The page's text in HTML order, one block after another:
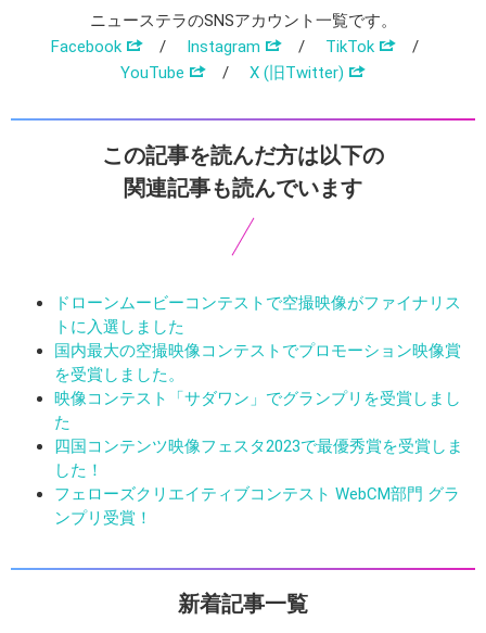
ニューステラのSNSアカウント一覧です。
Facebook
/ Instagram / TikTok
/
YouTube
/ X (旧Twitter)
この記事を読んだ方は以下の
関連記事も読んでいます
ドローンムービーコンテストで空撮映像がファイナリス
トに入選しました
国内最大の空撮映像コンテストでプロモーション映像賞
を受賞しました。
映像コンテスト「サダワン」でグランプリを受賞しまし
た
四国コンテンツ映像フェスタ2023で最優秀賞を受賞しま
した！
フェローズクリエイティブコンテスト WebCM部門 グラ
ンプリ受賞！
新着記事一覧